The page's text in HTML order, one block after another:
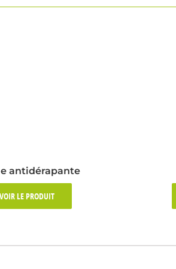
antidérapante
VOIR LE PRODUIT